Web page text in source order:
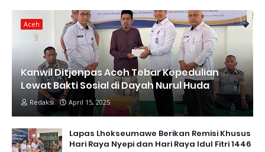
Aceh
Kanwil Ditjenpas Aceh Tebar Kepedulian
Lewat Bakti Sosial di Dayah Nurul Huda
Redaksi April 15, 2025
Lapas Lhokseumawe Berikan Remisi Khusus
Hari Raya Nyepi dan Hari Raya Idul Fitri 1446